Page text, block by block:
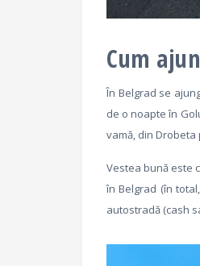
Cum
În Belgrad se
de o noapte în
vamă, din Drobeta
Vestea bună este
în Belgrad (în
autostradă (cash